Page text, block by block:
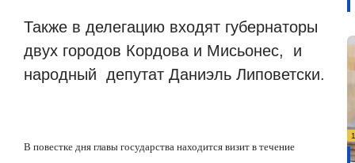
Также в делегацию входят губернаторы
двух городов Кордова и Мисьонес, и
народный депутат Даниэль Липоветски.
В повестке дня главы государства находится визит в течение